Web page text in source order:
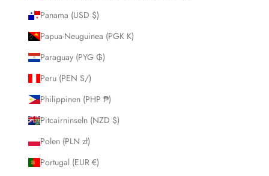
Panama (USD $)
Papua-Neuguinea (PGK K)
Paraguay (PYG ₲)
Peru (PEN S/)
Philippinen (PHP ₱)
Pitcairninseln (NZD $)
Polen (PLN zł)
Portugal (EUR €)